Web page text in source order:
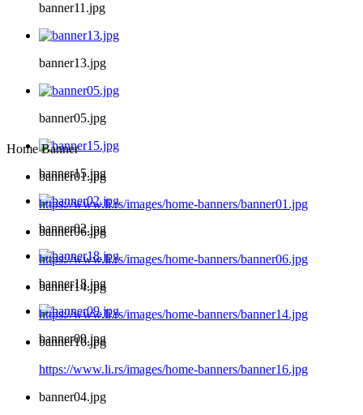
banner11.jpg
banner13.jpg
banner05.jpg
banner15.jpg
banner02.jpg
banner18.jpg
banner09.jpg
Home Banner
banner01.jpg
https://www.li.rs/images/home-banners/banner01.jpg
banner06.jpg
https://www.li.rs/images/home-banners/banner06.jpg
banner14.jpg
https://www.li.rs/images/home-banners/banner14.jpg
banner16.jpg
https://www.li.rs/images/home-banners/banner16.jpg
banner04.jpg